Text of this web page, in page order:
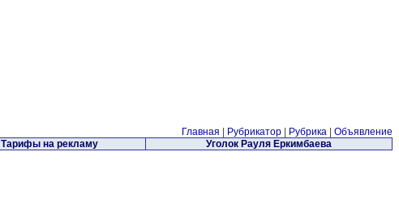
Главная Рубрикатор Рубрика
Объявление
Тарифы на рекламу Уголок Рауля Еркимбаева